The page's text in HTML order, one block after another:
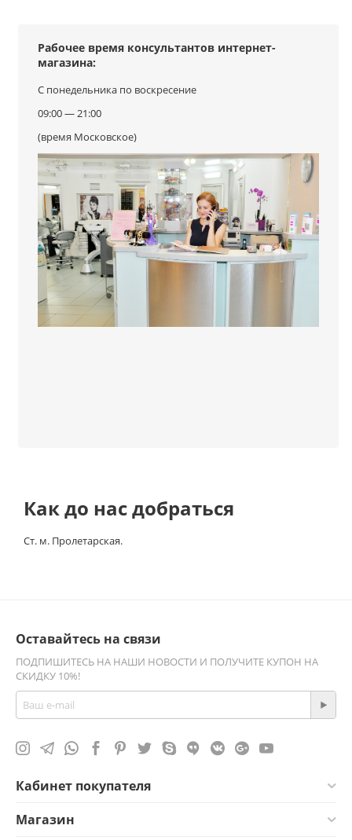
Рабочее время консультантов интернет-
магазина:
С понедельника по воскресение
09:00 — 21:00
(время Московское)
Как до нас добраться
Ст. м. Пролетарская.
Оставайтесь на связи
ПОДПИШИТЕСЬ НА НАШИ НОВОСТИ И ПОЛУЧИТЕ КУПОН НА
СКИДКУ 10%!
Кабинет покупателя
Магазин